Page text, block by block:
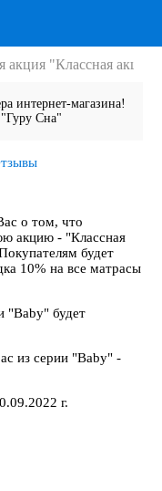
акция "Классная
интернет-магазина!
Сна"
о том, что
акцию - "Классная
будет
10% на все матрасы
"Baby" будет
из серии "Baby" -
г.